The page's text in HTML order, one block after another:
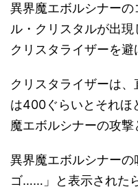
異界魔エボルシナー
ル・クリスタルが出
クリスタライザーを避
クリスタライザーは
は400ぐらいとそれほ
魔エボルシナーの攻撃
異界魔エボルシナー
ゴ……」と表示された